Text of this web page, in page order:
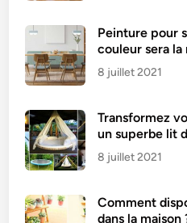
Peinture pour
couleur sera la
8 juillet 2021
Transformez
un superbe lit
8 juillet 2021
Comment
dans la maison